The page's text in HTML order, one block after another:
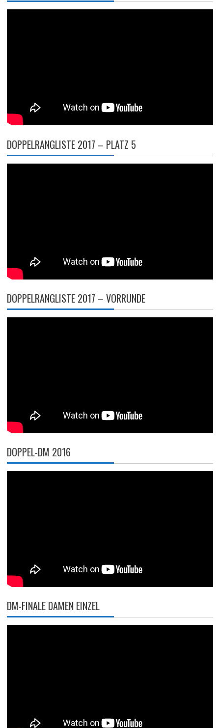
DOPPELRANGLISTE 2017 – PLATZ 5
DOPPELRANGLISTE 2017 – VORRUNDE
DOPPEL-DM 2016
DM-FINALE DAMEN EINZEL